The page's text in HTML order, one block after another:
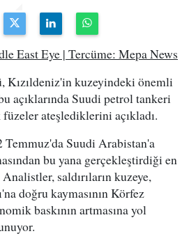
East Eye | Tercüme: Mepa News
Kızıldeniz'in kuzeyindeki önemli
açıklarında Suudi petrol tankeri
ateşlediklerini açıkladı.
Suudi Arabistan'a
bu yana gerçekleştirdiği en
saldırıların kuzeye,
doğru kaymasının Körfez
baskının artmasına yol